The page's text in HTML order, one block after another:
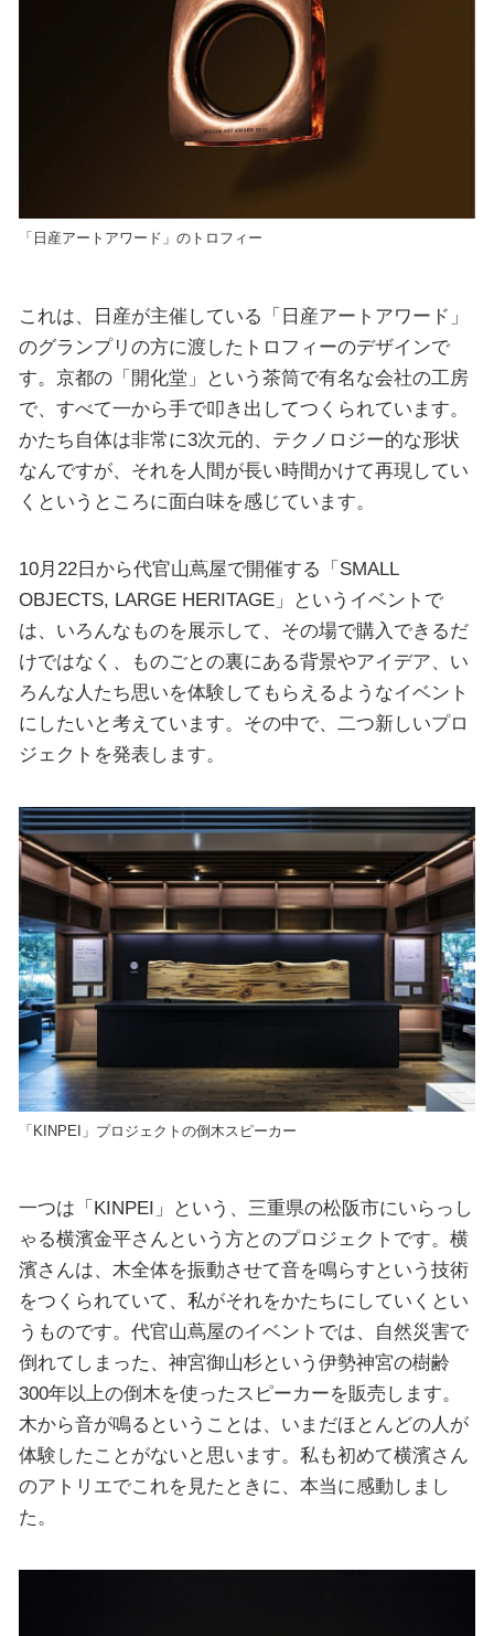
「日産アートアワード」のトロフィー
これは、日産が主催している「日産アートアワード」
のグランプリの方に渡したトロフィーのデザインで
す。京都の「開化堂」という茶筒で有名な会社の工房
で、すべて一から手で叩き出してつくられています。
かたち自体は非常に3次元的、テクノロジー的な形状
なんですが、それを人間が長い時間かけて再現してい
くというところに面白味を感じています。
10月22日から代官山蔦屋で開催する「SMALL
OBJECTS, LARGE HERITAGE」というイベントで
は、いろんなものを展示して、その場で購入できるだ
けではなく、ものごとの裏にある背景やアイデア、い
ろんな人たち思いを体験してもらえるようなイベント
にしたいと考えています。その中で、二つ新しいプロ
ジェクトを発表します。
「KINPEI」プロジェクトの倒木スピーカー
一つは「KINPEI」という、三重県の松阪市にいらっし
ゃる横濱金平さんという方とのプロジェクトです。横
濱さんは、木全体を振動させて音を鳴らすという技術
をつくられていて、私がそれをかたちにしていくとい
うものです。代官山蔦屋のイベントでは、自然災害で
倒れてしまった、神宮御山杉という伊勢神宮の樹齢
300年以上の倒木を使ったスピーカーを販売します。
木から音が鳴るということは、いまだほとんどの人が
体験したことがないと思います。私も初めて横濱さん
のアトリエでこれを見たときに、本当に感動しまし
た。